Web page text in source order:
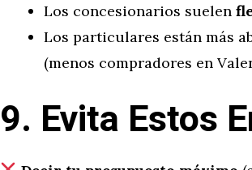
Los concesionarios suelen
Los particulares están más
(menos compradores en
9. Evita Estos